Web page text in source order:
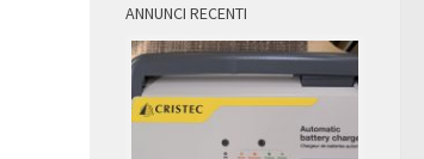
ANNUNCI RECENTI